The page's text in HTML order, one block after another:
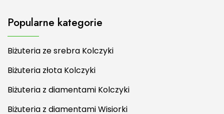
Popularne kategorie
Biżuteria ze srebra Kolczyki
Biżuteria złota Kolczyki
Biżuteria z diamentami Kolczyki
Biżuteria z diamentami Wisiorki